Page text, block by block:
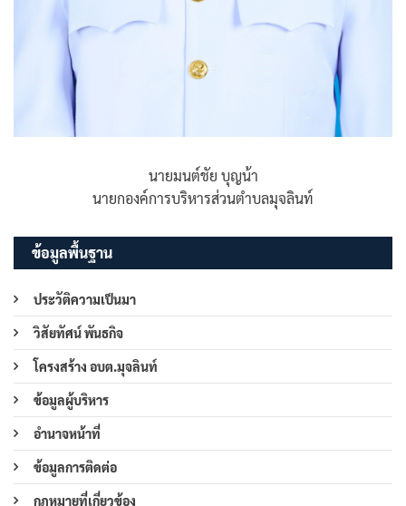
นายมนต์ชัย บุญน้า
นายกองค์การบริหารส่วนตำบลมุจลินท์
ข้อมูลพื้นฐาน
ประวัติความเป็นมา
วิสัยทัศน์ พันธกิจ
โครงสร้าง อบต.มุจลินท์
ข้อมูลผู้บริหาร
อำนาจหน้าที่
ข้อมูลการติดต่อ
กฎหมายที่เกี่ยวข้อง